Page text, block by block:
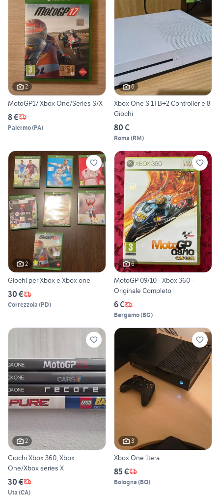
2
MotoGP17 Xbox One/Series S/X
8 €
Palermo(PA)
6
Xbox One S 1TB+2 Controller e 8
Giochi
80 €
Roma (RM)
2
Giochi per Xbox e Xbox one
30 €
Correzzola (PD)
6
MotoGP 09/10 - Xbox 360 -
Originale Completo
6 €
Bergamo(BG)
2
Giochi Xbox 360, Xbox
One/Xbox series X
30 €
Uta (CA)
3
Xbox One 1tera
85 €
Bologna (BO)